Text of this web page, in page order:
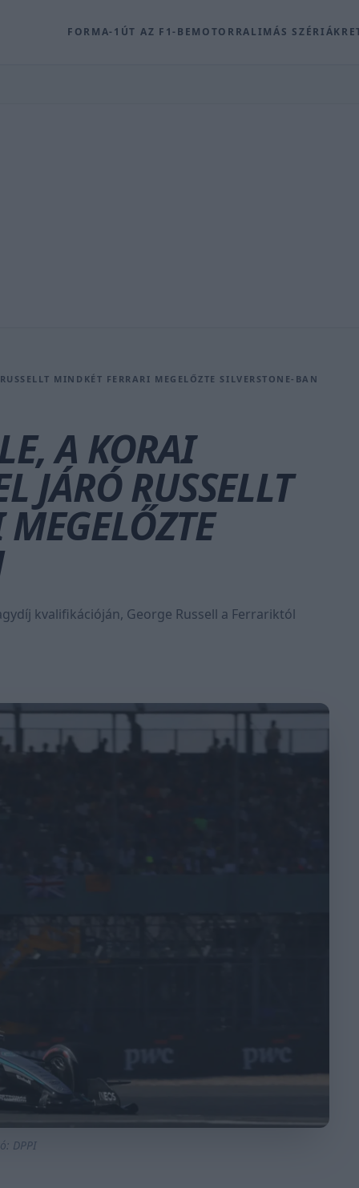
FORMA-1 ÚT AZ F1-BEMOTORRALIMÁS SZÉRIÁK
MINDKÉT FERRARI MEGELŐZTE SILVERSTONE-BAN
A KORAI
JÁRÓ RUSSELLT
kvalifikációján, George Russell a Ferrariktól
DPPI